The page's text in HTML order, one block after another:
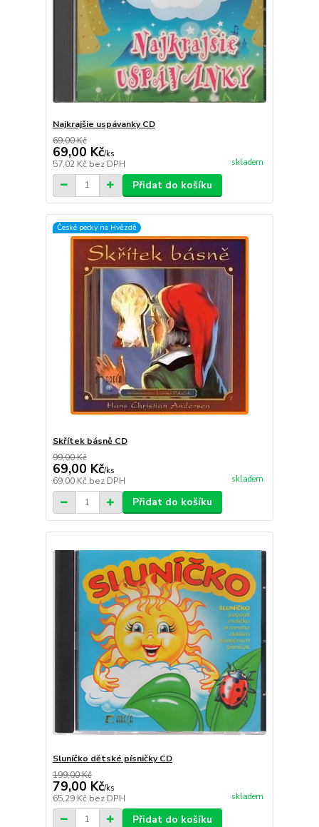
Najkrajšie uspávanky CD
69,00 Kč
69,00 Kč/ks
57,02 Kč bez DPH skladem
Přidat do košíku
České pecky na Hvězdě
Skřítek básně CD
99,00 Kč
69,00 Kč/ks
69,00 Kč bez DPH skladem
Přidat do košíku
Sluníčko dětské písničky CD
199,00 Kč
79,00 Kč/ks
65,29 Kč bez DPH skladem
Přidat do košíku